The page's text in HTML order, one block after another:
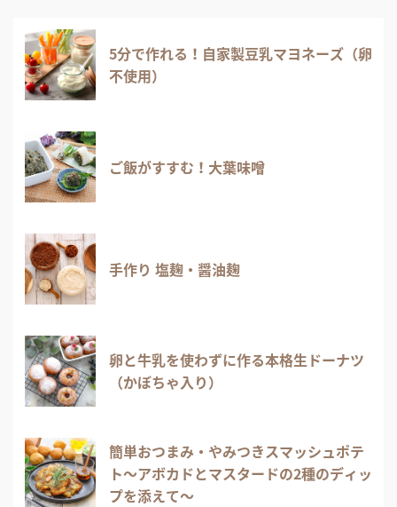
5分で作れる！自家製豆乳マヨネーズ（卵
不使用）
ご飯がすすむ！大葉味噌
手作り 塩麹・醤油麹
卵と牛乳を使わずに作る本格生ドーナツ
（かぼちゃ入り）
簡単おつまみ・やみつきスマッシュポテ
ト～アボカドとマスタードの2種のディッ
プを添えて～